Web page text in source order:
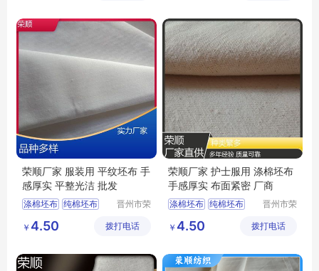
荣顺厂家 服装用 平纹坯布 手
感厚实 平整光洁 批发
涤棉坯布 纯棉坯布
涤棉起绒布
平纹坯布
晋州市荣
限公司
￥ 4.50 拨打电话
荣顺厂家 护士服用 涤棉坯布
手感厚实 布面紧密 厂商
涤棉坯布 纯棉坯布
涤棉起绒布
平纹坯布
晋州市荣
限公司
￥ 4.50 拨打电话